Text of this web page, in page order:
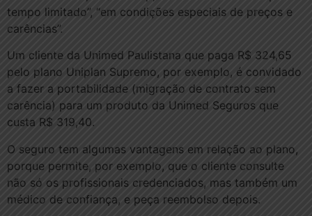
tempo limitado”, “em condições especiais de preços e
carências”.
Um cliente da Unimed Paulistana que paga R$ 324,65
pelo plano Uniplan Supremo, por exemplo, é convidado
a fazer a portabilidade (migração de contrato sem
carência) para um produto da Unimed Seguros que
custa R$ 319,40.
O seguro tem algumas vantagens em relação ao plano,
porque permite, por exemplo, que o cliente consulte
não só os profissionais credenciados, mas também um
médico de confiança, e peça reembolso depois.